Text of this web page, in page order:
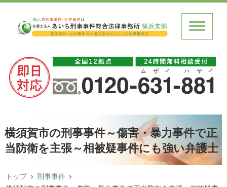
横須賀市の刑事事件～傷害・暴力事件で正
当防衛を主張～相被疑事件にも強い弁護士
トップ
刑事事件